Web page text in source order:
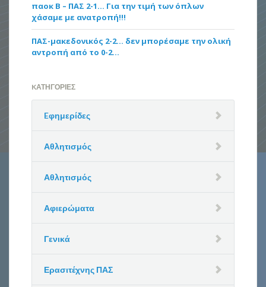
παοκ Β – ΠΑΣ 2-1… Για την τιμή των όπλων
χάσαμε με ανατροπή!!!
ΠΑΣ-μακεδονικός 2-2… δεν μπορέσαμε την ολική
αντροπή από το 0-2…
KΑΤΗΓΟΡΊΕΣ
Eφημερίδες
Αθλητισμός
Αθλητισμός
Αφιερώματα
Γενικά
Ερασιτέχνης ΠΑΣ